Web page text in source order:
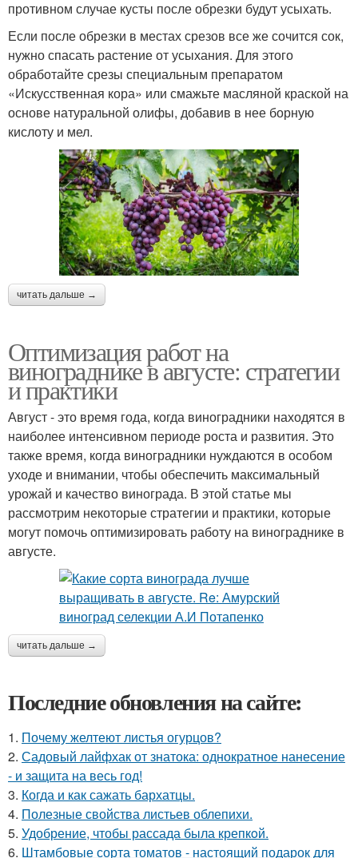
противном случае кусты после обрезки будут усыхать.
Если после обрезки в местах срезов все же сочится сок,
нужно спасать растение от усыхания. Для этого
обработайте срезы специальным препаратом
«Искусственная кора» или смажьте масляной краской на
основе натуральной олифы, добавив в нее борную
кислоту и мел.
читать дальше →
Оптимизация работ на
винограднике в августе: стратегии
и практики
Август - это время года, когда виноградники находятся в
наиболее интенсивном периоде роста и развития. Это
также время, когда виноградники нуждаются в особом
уходе и внимании, чтобы обеспечить максимальный
урожай и качество винограда. В этой статье мы
рассмотрим некоторые стратегии и практики, которые
могут помочь оптимизировать работу на винограднике в
августе.
читать дальше →
Последние обновления на сайте:
1. Почему желтеют листья огурцов?
2. Садовый лайфхак от знатока: однократное нанесение
- и защита на весь год!
3. Когда и как сажать бархатцы.
4. Полезные свойства листьев облепихи.
5. Удобрение, чтобы рассада была крепкoй.
6. Штамбовые сорта томатов - настоящий подарок для